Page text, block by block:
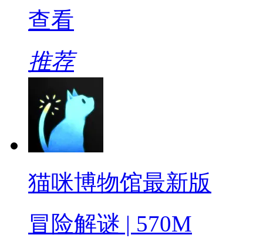
查看
推荐
猫咪博物馆最新版
冒险解谜 | 570M